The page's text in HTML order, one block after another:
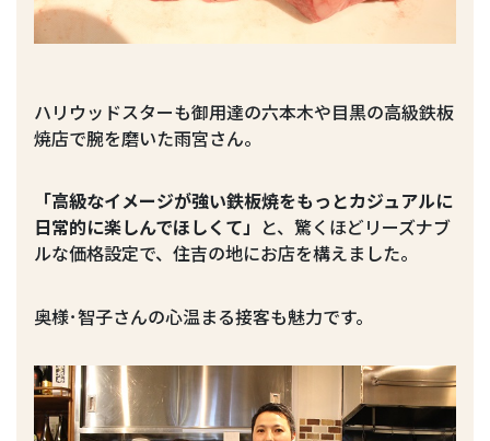
ハリウッドスターも御用達の六本木や目黒の高級鉄板
焼店で腕を磨いた雨宮さん。
「高級なイメージが強い鉄板焼をもっとカジュアルに
日常的に楽しんでほしくて」 と、驚くほどリーズナブ
ルな価格設定で、住吉の地にお店を構えました。
奥様･智子さんの心温まる接客も魅力です。